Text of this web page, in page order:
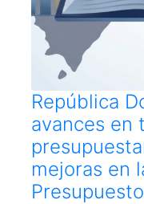
República
avances en
mejoras en